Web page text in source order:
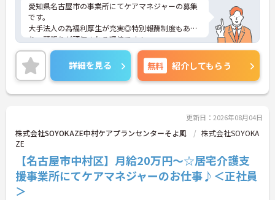
愛知県名古屋市の事業所にてケアマネジャーの募集
です。
大手法人の為福利厚生が充実◎特別報酬制度もあ
り、頑張りが評価される環境です！
リフレッシュ休暇が年間17日とプライベートとの両
立も可能です。
ご興味のある方には、面接対策ポイントなどさらに
詳細をお話いたしますので、お気軽にご相談くださ
い。
詳細を見る 無料 紹介してもらう
更新日：2026年08月04日
株式会社SOYOKAZE中村ケアプランセンターそよ風
株式会社SOYOKA
ZE
【名古屋市中村区】月給20万円～☆居宅介護支
援事業所にてケアマネジャーのお仕事♪＜正社員
＞